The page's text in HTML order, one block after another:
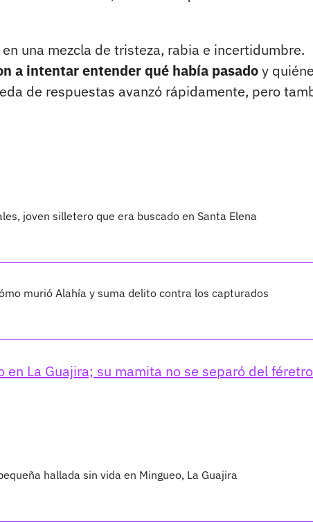
una mezcla de tristeza, rabia e incertidumbre.
a intentar entender qué había pasadoy
de respuestas avanzó rápidamente, pero
joven silletero que era buscado en Santa Elena
murió Alahía y suma delito contra los capturados
en La Guajira; su mamita no se separó del féretro
hallada sin vida en Mingueo, La Guajira